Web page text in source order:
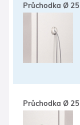
Průchodka Ø
Průchodka Ø